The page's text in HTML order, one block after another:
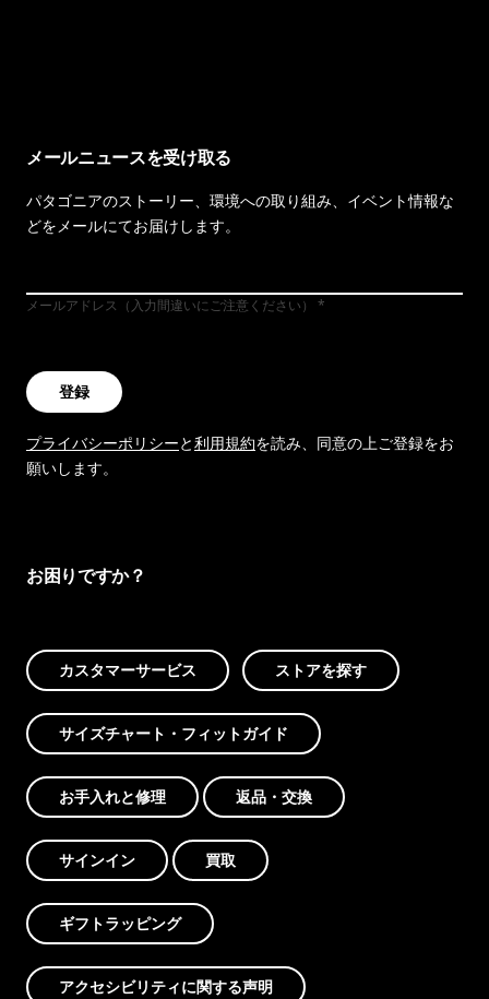
メールニュースを受け取る
パタゴニアのストーリー、環境への取り組み、イベント情報な
どをメールにてお届けします。
メールアドレス（入力間違いにご注意ください）
登録
プライバシーポリシーと利用規約を読み、同意の上ご登録をお
願いします。
お困りですか？
カスタマーサービス ストアを探す
サイズチャート・フィットガイド
お手入れと修理 返品・交換
サインイン 買取
ギフトラッピング
アクセシビリティに関する声明